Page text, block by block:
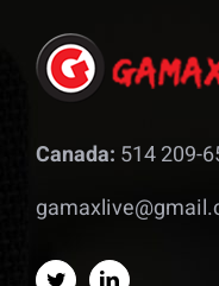
Canada: 514 209-